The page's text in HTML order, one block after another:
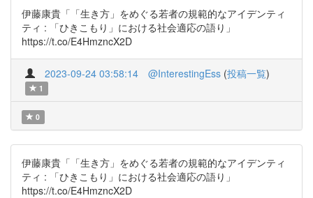
伊藤康貴「「生き方」をめぐる若者の規範的なアイデンティ
ティ : 「ひきこもり」における社会適応の語り」
https://t.co/E4HmzncX2D
2023-09-24 03:58:14 @InterestingEss (投稿一覧)
1
0
伊藤康貴「「生き方」をめぐる若者の規範的なアイデンティ
ティ : 「ひきこもり」における社会適応の語り」
https://t.co/E4HmzncX2D